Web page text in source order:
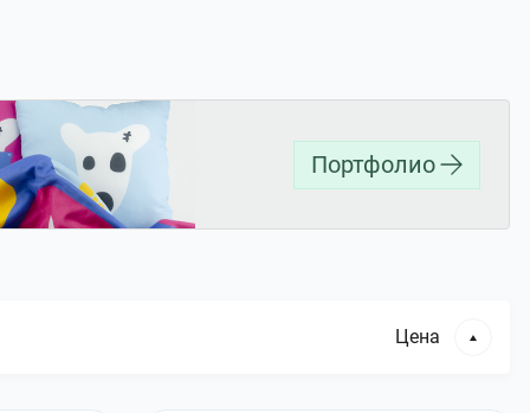
Портфолио
Цена